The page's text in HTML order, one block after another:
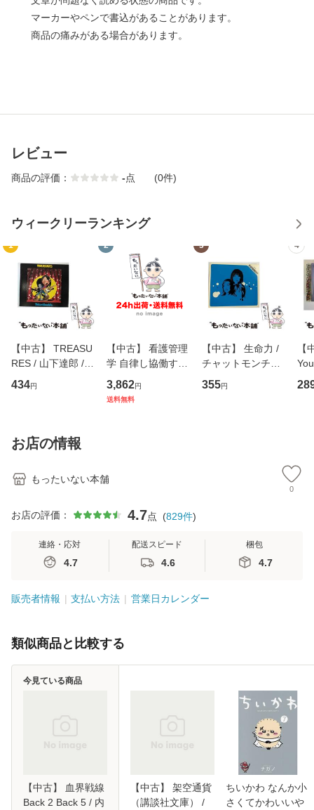
マーカーやペンで書込があることがあります。
商品の痛みがある場合があります。
レビュー
商品の評価： -点 (0件)
ウィークリーランキング
1
【中古】 TREASU
RES / 山下達郎 /
イーストウエス
ト・ジャパン [CD]
434円
2
【中古】 看護管理
学 自律し協働する
専門職の看護マネ
ジメントスキル 改
3,862円
送料無料
3
【中古】 生命力 /
チャットモンチー /
キューンレコード
[CD]【メール便送
355円
4
【
のが
お店の情報
もったいない本舗
0
お店の評価： 4.7点 (829件)
連絡・応対
4.7
配送スピード
4.6
梱包
4.7
販売者情報 支払い方法 営業日カレンダー
類似商品と比較する
【中古】 血界戦線
Back 2 Back 5 / 内
今見ている商品
【中古】 架空通貨
（講談社文庫） /
ちいかわ なんか小
さくてかわいいや